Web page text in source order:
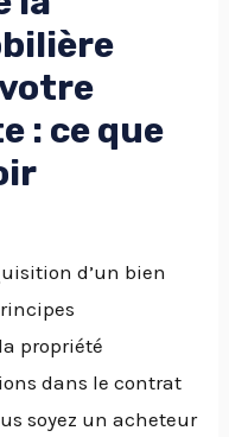
: ce que
d’un bien
propriété
dans le contrat
soyez un acheteur